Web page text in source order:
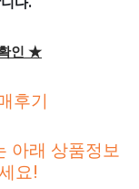
인 ★
후기
아래 상품정보
요!